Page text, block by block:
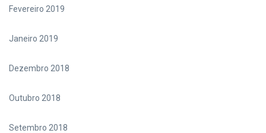
Fevereiro 2019
Janeiro 2019
Dezembro 2018
Outubro 2018
Setembro 2018